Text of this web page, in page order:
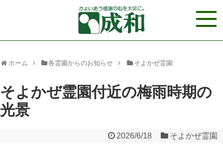
ホーム 各霊園からのお知らせ そよかぜ霊園
そよかぜ霊園付近の梅雨時期の
光景
2026/6/18 そよかぜ霊園